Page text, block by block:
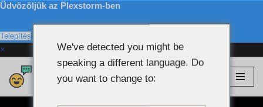
Üdvözöljük az Plexstorm-ben
Telepítés
×
Ugrás
Plexstorm 💖 VIP modellek
We've detected you might be
speaking a different language. Do
you want to change to: